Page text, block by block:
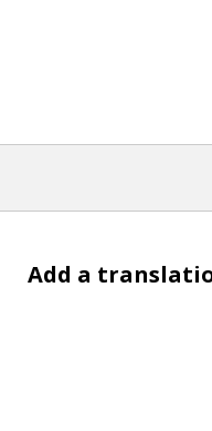
Add a